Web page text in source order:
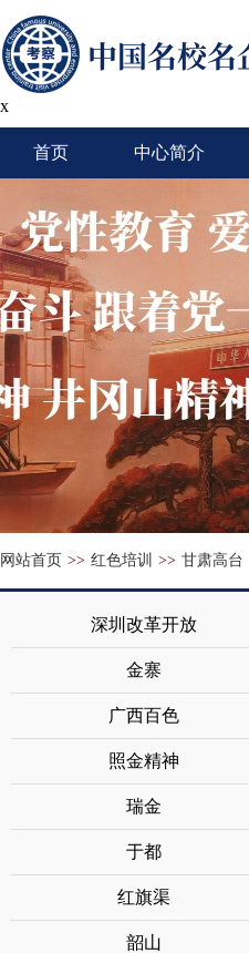
x
首页 中心简介
网站首页 >> 红色培训 >> 甘肃高台
深圳改革开放
金寨
广西百色
照金精神
瑞金
于都
红旗渠
韶山